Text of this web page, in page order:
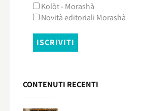
Kolòt - Morashà
Novità editoriali Morashà
CONTENUTI RECENTI